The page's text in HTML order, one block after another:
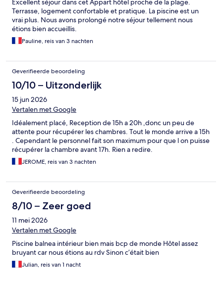
Excellent séjour dans cet Appart hôtel proche de la plage.
Terrasse, logement confortable et pratique. La piscine est un
vrai plus. Nous avons prolongé notre séjour tellement nous
étions bien accueillis.
Pauline, reis van 3 nachten
Geverifieerde beoordeling
10/10 – Uitzonderlijk
15 jun 2026
Vertalen met Google
Idéalement placé, Reception de 15h a 20h ,donc un peu de
attente pour récupérer les chambres. Tout le monde arrive a 15h
. Cependant le personnel fait son maximum pour que l on puisse
récupérer la chambre avant 17h. Rien a redire.
JEROME, reis van 3 nachten
Geverifieerde beoordeling
8/10 – Zeer goed
11 mei 2026
Vertalen met Google
Piscine balnea intérieur bien mais bcp de monde Hôtel assez
bruyant car nous étions au rdv Sinon c’était bien
Julian, reis van 1 nacht